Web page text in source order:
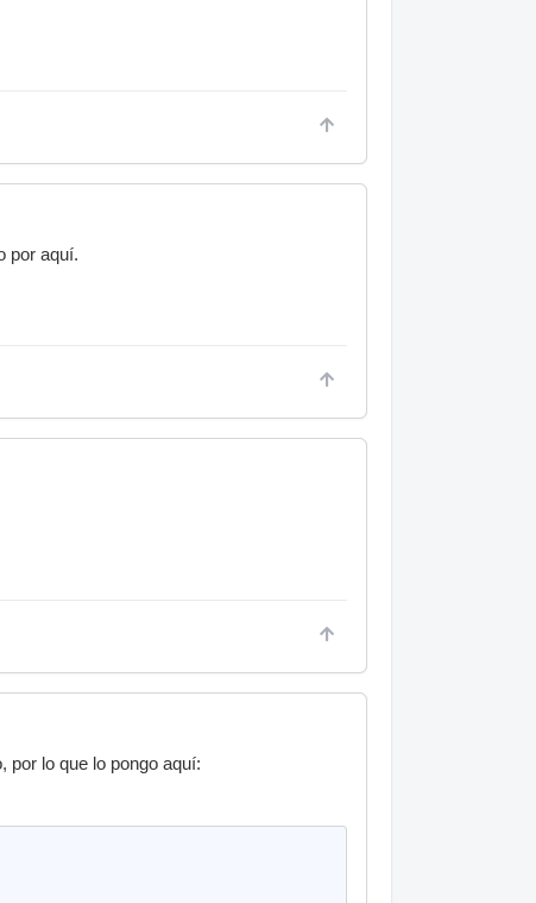
por aquí.
por lo que lo pongo aquí: